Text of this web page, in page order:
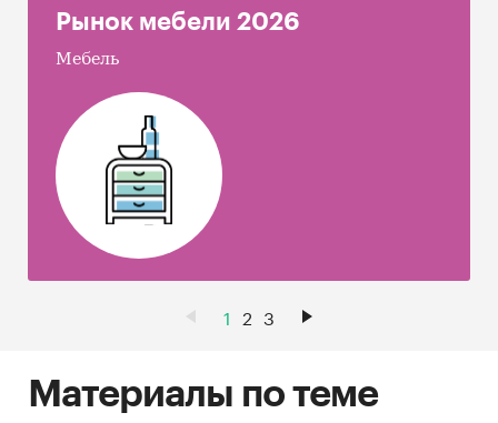
Рынок мебели 2026
Мебель
1 2 3
Материалы по теме